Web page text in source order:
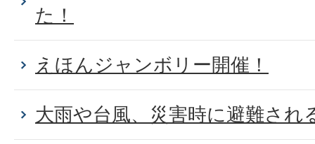
た！
えほんジャンボリー開催！
大雨や台風、災害時に避難され